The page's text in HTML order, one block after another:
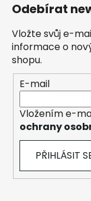
Odebírat
Vložte svůj e-
informace o
shopu.
E-mail
Vložením e-
ochrany
PŘIHLÁSIT